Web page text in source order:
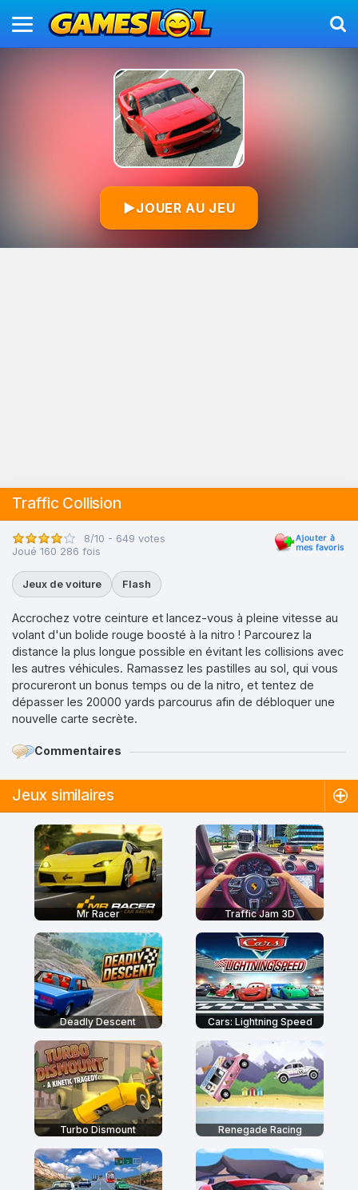
▶JOUER AU JEU
Traffic Collision
8/10 - 649 votes
Joué 160 286 fois
Jeux de voiture Flash
Accrochez votre ceinture et lancez-vous à pleine vitesse au
volant d'un bolide rouge boosté à la nitro ! Parcourez la
distance la plus longue possible en évitant les collisions avec
les autres véhicules. Ramassez les pastilles au sol, qui vous
procureront un bonus temps ou de la nitro, et tentez de
dépasser les 20000 yards parcourus afin de débloquer une
nouvelle carte secrète.
Commentaires
Jeux similaires
Mr Racer Traffic Jam 3D
Deadly Descent Cars: Lightning Speed
Turbo Dismount Renegade Racing